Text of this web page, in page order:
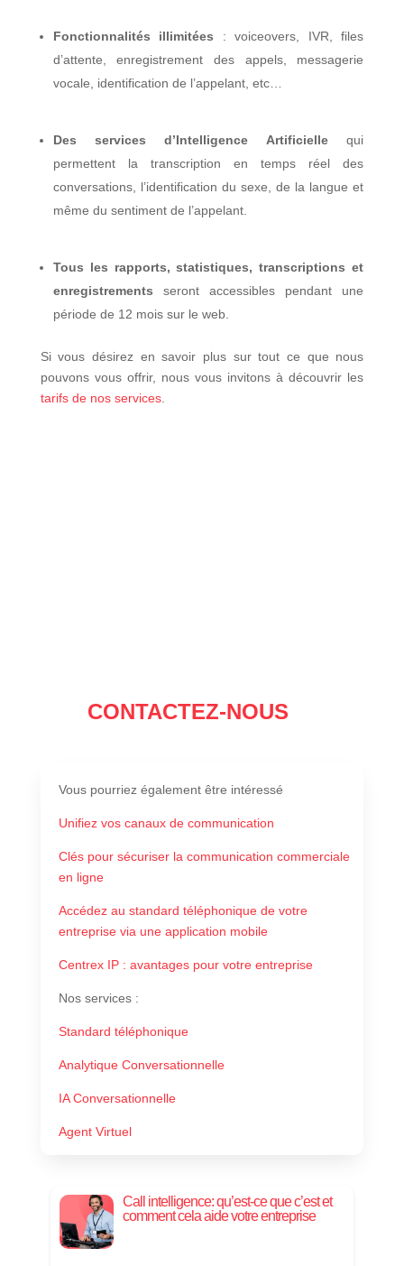
Fonctionnalités illimitées : voiceovers, IVR, files
d’attente, enregistrement des appels, messagerie
vocale, identification de l’appelant, etc…
Des services d’Intelligence Artificiellequi
permettent la transcription en temps réel des
conversations, l’identification du sexe, de la langue et
même du sentiment de l’appelant.
Tous les rapports, statistiques, transcriptions et
enregistrements seront accessibles pendant une
période de 12 mois sur le web.
Si vous désirez en savoir plus sur tout ce que nous
pouvons vous offrir, nous vous invitons à découvrir les
tarifs de nos services.
CONTACTEZ-NOUS
Vous pourriez également être intéressé
Unifiez vos canaux de communication
Clés pour sécuriser la communication commerciale
en ligne
Accédez au standard téléphonique de votre
entreprise via une application mobile
Centrex IP : avantages pour votre entreprise
Nos services :
Standard téléphonique
Analytique Conversationnelle
IA Conversationnelle
Agent Virtuel
Call intelligence: qu’est-ce que c’est et
comment cela aide votre entreprise